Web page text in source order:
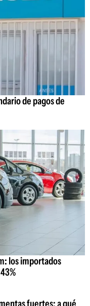
de pagos de
los importados